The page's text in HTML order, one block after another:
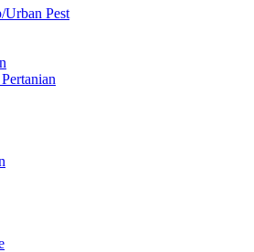
Urban Pest